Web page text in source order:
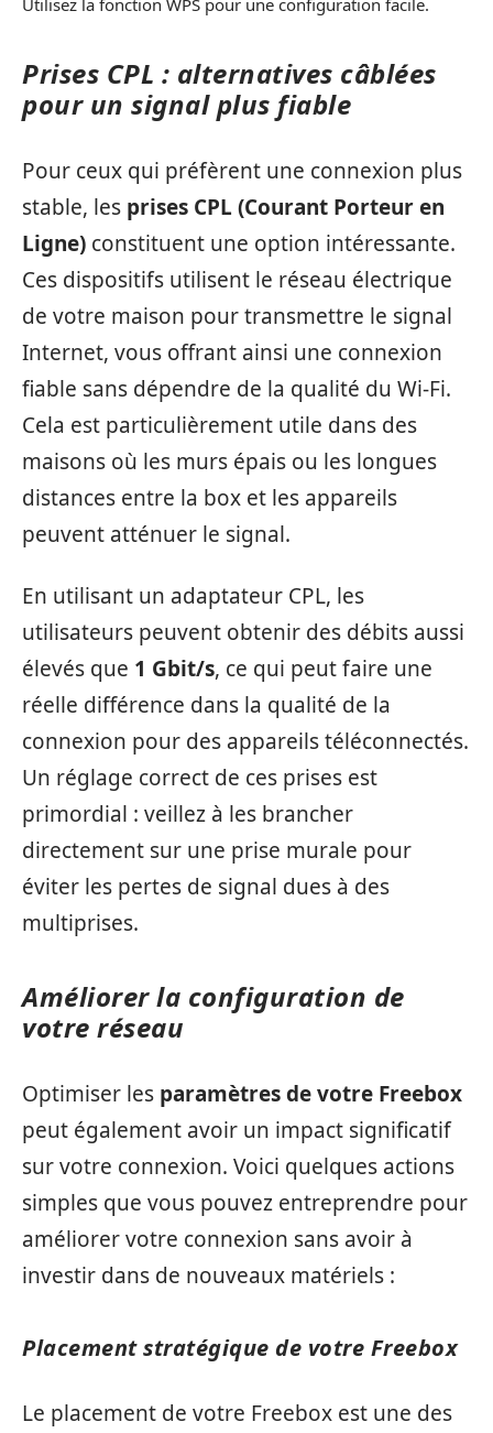
Prises CPL : alternatives câblées
pour un signal plus fiable
Pour ceux qui préfèrent une connexion plus
stable, les prises CPL (Courant Porteur en
Ligne) constituent une option intéressante.
Ces dispositifs utilisent le réseau électrique
de votre maison pour transmettre le signal
Internet, vous offrant ainsi une connexion
fiable sans dépendre de la qualité du Wi-Fi.
Cela est particulièrement utile dans des
maisons où les murs épais ou les longues
distances entre la box et les appareils
peuvent atténuer le signal.
En utilisant un adaptateur CPL, les
utilisateurs peuvent obtenir des débits aussi
élevés que 1 Gbit/s, ce qui peut faire une
réelle différence dans la qualité de la
connexion pour des appareils téléconnectés.
Un réglage correct de ces prises est
primordial : veillez à les brancher
directement sur une prise murale pour
éviter les pertes de signal dues à des
multiprises.
Améliorer la configuration de
votre réseau
Optimiser les paramètres de votre Freebox
peut également avoir un impact significatif
sur votre connexion. Voici quelques actions
simples que vous pouvez entreprendre pour
améliorer votre connexion sans avoir à
investir dans de nouveaux matériels :
Placement stratégique de votre Freebox
Le placement de votre Freebox est une des